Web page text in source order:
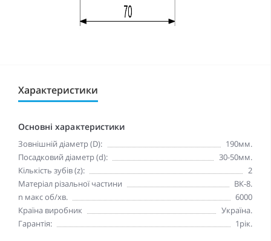
Характеристики
Основні характеристики
Зовнішній діаметр (D):
190мм.
Посадковий діаметр (d):
30-50мм.
Кількість зубів (z):
2
Матеріал різальної частини
ВК-8.
n макc oб/хв.
6000
Країна виробник
Україна.
Гарантія:
1рік.